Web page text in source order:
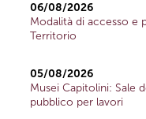
06/08/2026
Modalità di accesso e
Territorio
05/08/2026
Musei Capitolini: Sale
pubblico per lavori